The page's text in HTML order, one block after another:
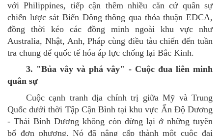
với Philippines, tiếp cận thêm nhiều căn cứ quân sự
chiến lược sát Biển Đông thông qua thỏa thuận EDCA,
đồng thời kéo các đồng minh ngoài khu vực như
Australia, Nhật, Anh, Pháp cùng điều tàu chiến đến tuần
tra chung để quốc tế hóa áp lực chống lại Bắc Kinh.
3. "Bủa vây và phá vây" - Cuộc đua liên minh
quân sự
Cuộc cạnh tranh địa chính trị giữa Mỹ và Trung
Quốc dưới thời Tập Cận Bình tại khu vực Ấn Độ Dương
- Thái Bình Dương không còn dừng lại ở những tuyên
bố đơn phương. Nó đã nâng cấp thành một cuộc đại